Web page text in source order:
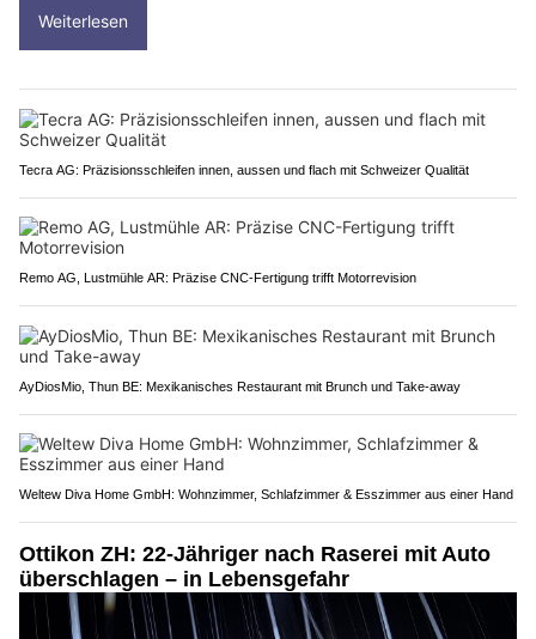
Weiterlesen
Tecra AG: Präzisionsschleifen innen, aussen und flach mit Schweizer Qualität
Remo AG, Lustmühle AR: Präzise CNC-Fertigung trifft Motorrevision
AyDiosMio, Thun BE: Mexikanisches Restaurant mit Brunch und Take-away
Weltew Diva Home GmbH: Wohnzimmer, Schlafzimmer & Esszimmer aus einer Hand
Ottikon ZH: 22-Jähriger nach Raserei mit Auto
überschlagen – in Lebensgefahr